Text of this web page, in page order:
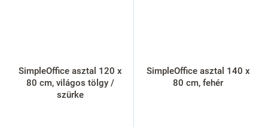
SimpleOffice asztal 120 x
80 cm, világos tölgy /
szürke
SimpleOffice asztal 140 x
80 cm, fehér